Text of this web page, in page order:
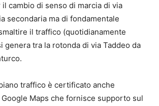
il cambio di senso di marcia di via
secondaria ma di fondamentale
il traffico (quotidianamente
genera tra la rotonda di via Taddeo da
traffico è certificato anche
Google Maps che fornisce supporto sul